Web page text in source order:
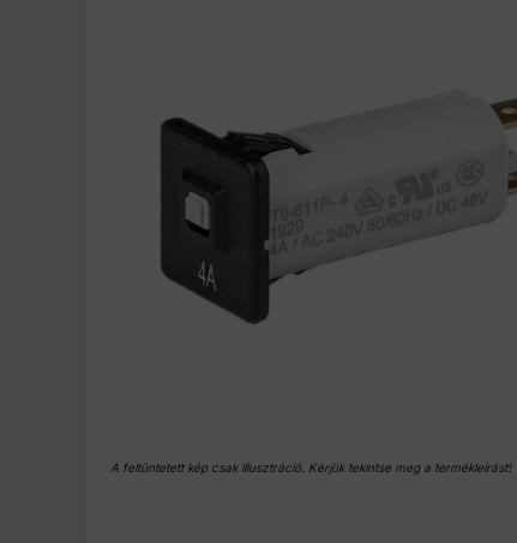
A feltüntetett kép csak illusztráció. Kérjük tekintse meg a termékleírást!